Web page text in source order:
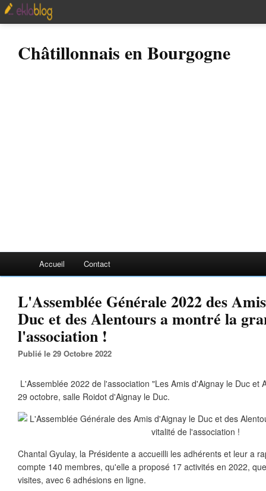
Châtillonnais en Bourgogne
Accueil Contact
L'Assemblée Générale 2022 des
Duc et des Alentours a montré la
l'association !
Publié le 29 Octobre 2022
L'Assemblée 2022 de l'association "Les Amis d'Aignay le Duc et
29 octobre, salle Roidot d'Aignay le Duc.
Chantal Gyulay, la Présidente a accueilli les adhérents et leur a
compte 140 membres, qu'elle a proposé 17 activités en 2022,
visites, avec 6 adhésions en ligne.